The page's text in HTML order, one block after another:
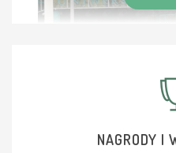
Towarzystwa
NAGRODY I